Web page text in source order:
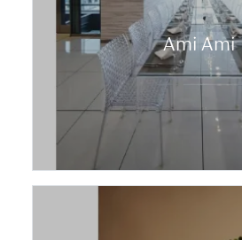
Ami Ami